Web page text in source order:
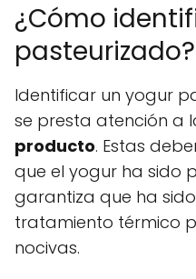
¿Cómo
pasteurizado?
Identificar un yogur
se presta atención a
producto. Estas
que el yogur ha sido
garantiza que ha
tratamiento térmico
nocivas.